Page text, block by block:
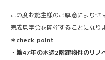
この度お施主様のご厚意により
完成見学会を開催することになり
＊check point
・築47年の木造2階建物件のリノ